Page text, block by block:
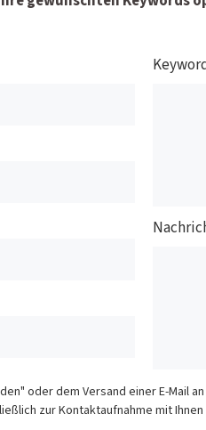
oder dem Versand einer E-Mail
zur Kontaktaufnahme mit